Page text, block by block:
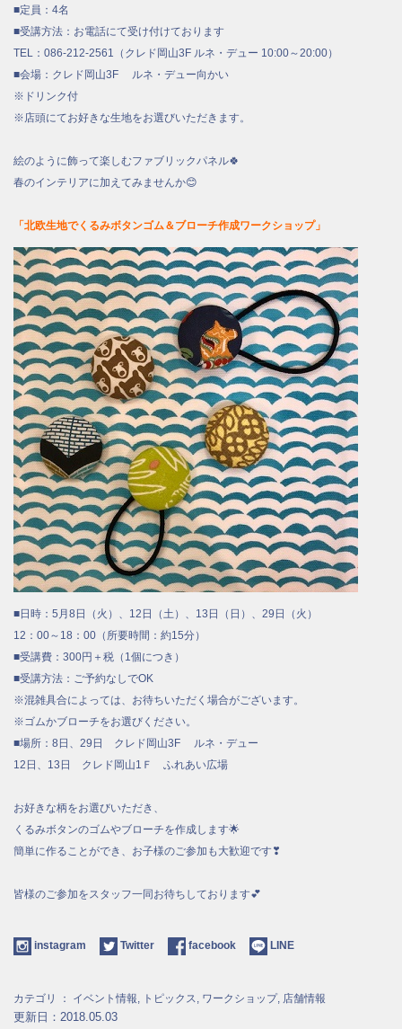
■定員：4名
■受講方法：お電話にて受け付けております
TEL：086-212-2561（クレド岡山3F ルネ・デュー 10:00～20:00）
■会場：クレド岡山3F ルネ・デュー向かい
※ドリンク付
※店頭にてお好きな生地をお選びいただきます。
絵のように飾って楽しむファブリックパネル🍀
春のインテリアに加えてみませんか😊
「北欧生地でくるみボタンゴム＆ブローチ作成ワークショップ」
■日時：5月8日（火）、12日（土）、13日（日）、29日（火）
12：00～18：00（所要時間：約15分）
■受講費：300円＋税（1個につき）
■受講方法：ご予約なしでOK
※混雑具合によっては、お待ちいただく場合がございます。
※ゴムかブローチをお選びください。
■場所：8日、29日 クレド岡山3F ルネ・デュー
12日、13日 クレド岡山1Ｆ ふれあい広場
お好きな柄をお選びいただき、
くるみボタンのゴムやブローチを作成します🌟
簡単に作ることができ、お子様のご参加も大歓迎です❣
皆様のご参加をスタッフ一同お待ちしております💕
instagram Twitter facebook LINE
カテゴリ ： イベント情報, トピックス, ワークショップ, 店舗情報
更新日：2018.05.03